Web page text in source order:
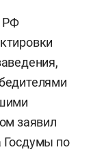
РФ
заявил
Госдумы по